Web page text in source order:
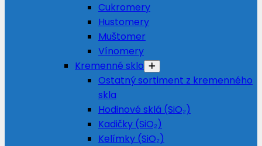
Cukromery
Hustomery
Muštomer
Vínomery
Kremenné sklo
Ostatný sortiment z kremenného
skla
Hodinové sklá (SiO₂)
Kadičky (SiO₂)
Kelímky (SiO₂)